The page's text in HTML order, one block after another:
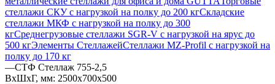
стеллажи СКУ с нагрузкой на полку до 200 кгСкладские
стеллажи МКФ с нагрузкой на полку до 300
кгСреднегрузовые стеллажи SGR-V с нагрузкой на ярус до
500 кгЭлементы СтеллажейСтеллажи MZ-Profil с нагрузкой на
полку до 170 кг
—СТФ Стеллаж 755-2,5
ВхШхГ, мм: 2500x700x500